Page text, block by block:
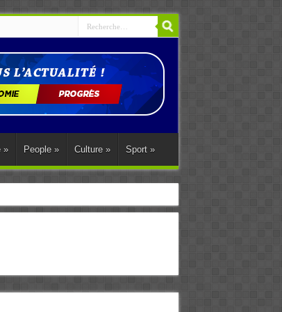
» People » Culture » Sport »
lointaines, Chocs familiers »